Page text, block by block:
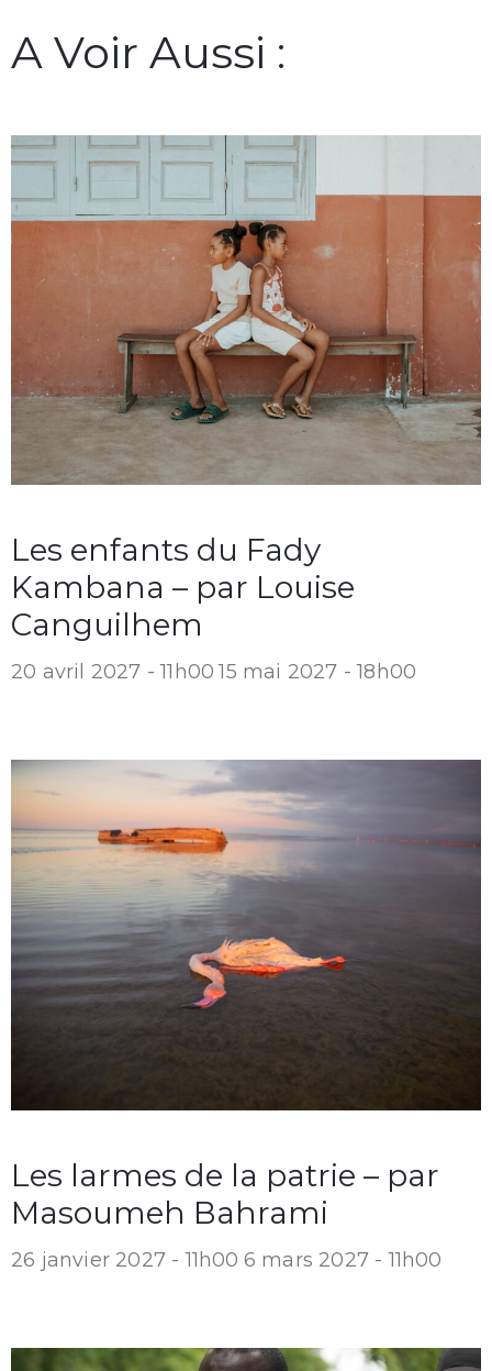
A Voir Aussi :
Les enfants du Fady
Kambana – par Louise
Canguilhem
20 avril 2027 - 11h00 15 mai 2027 - 18h00
Les larmes de la patrie – par
Masoumeh Bahrami
26 janvier 2027 - 11h00 6 mars 2027 - 11h00